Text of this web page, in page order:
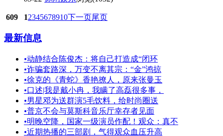
609 12345678910下一页尾页
最新信息
•动静结合陈俊杰：将自己打造成“闭环
•诈骗套路深，万变不离其宗：“金”鸿掠
•徐克的《青蛇》香艳撩人，原来张曼玉
•口述|我是戴小冉，我瞒了高磊很多事，
•男星邓为送群演5毛饮料，给时尚圈送
•普京不会与莫斯科音乐厅幸存者见面
•明晚空降，国家一级演员作配！观众：真不
•近期热播的三部剧，气得观众血压升高